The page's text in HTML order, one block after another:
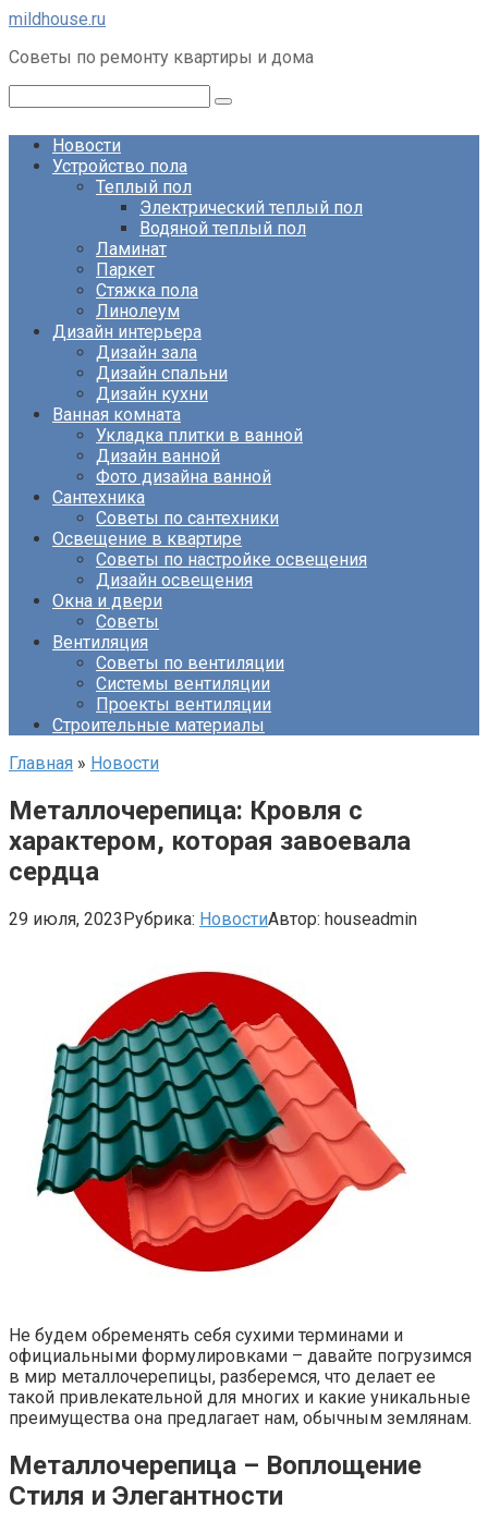
Перейти
контенту
mildhouse.ru
Советы по ремонту квартиры и дома
Новости
Устройство пола
Теплый пол
Электрический теплый пол
Водяной теплый пол
Ламинат
Паркет
Стяжка пола
Линолеум
Дизайн интерьера
Дизайн зала
Дизайн спальни
Дизайн кухни
Ванная комната
Укладка плитки в ванной
Дизайн ванной
Фото дизайна ванной
Сантехника
Советы по сантехники
Освещение в квартире
Советы по настройке освещения
Дизайн освещения
Окна и двери
Советы
Вентиляция
Советы по вентиляции
Системы вентиляции
Проекты вентиляции
Строительные материалы
Главная » Новости
Металлочерепица: Кровля с
характером, которая завоевала
сердца
29 июля, 2023Рубрика: НовостиАвтор: houseadmin
Не будем обременять себя сухими терминами и
официальными формулировками – давайте погрузимся
в мир металлочерепицы, разберемся, что делает ее
такой привлекательной для многих и какие уникальные
преимущества она предлагает нам, обычным землянам.
Металлочерепица – Воплощение
Стиля и Элегантности